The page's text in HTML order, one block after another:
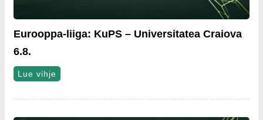
Eurooppa-liiga: KuPS – Universitatea Craiova
6.8.
Lue vihje